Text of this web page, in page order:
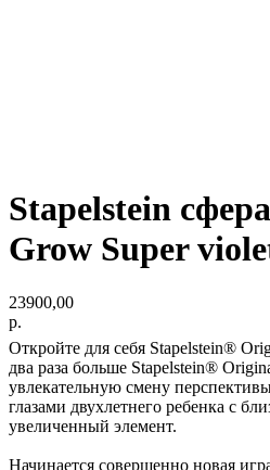
Stapelstein
Grow Super
23900,00
р.
Откройте для себя Stapelstein®
два раза больше Stapelstein®
увлекательную смену
глазами двухлетнего ребенка с
увеличенный элемент.
Начинается совершенно новая